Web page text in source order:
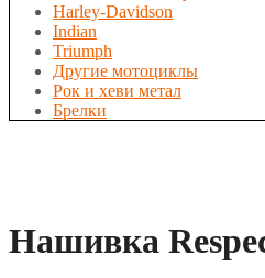
Harley-Davidson
Indian
Triumph
Другие мотоциклы
Рок и хеви метал
Брелки
Нашивка